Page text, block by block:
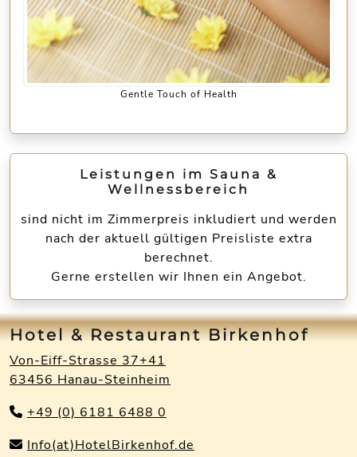
Gentle Touch of Health
Leistungen im Sauna &
Wellnessbereich
sind nicht im Zimmerpreis inkludiert und werden
nach der aktuell gültigen Preisliste extra
berechnet.
Gerne erstellen wir Ihnen ein Angebot.
Hotel & Restaurant Birkenhof
Von-Eiff-Strasse 37+41
63456 Hanau-Steinheim
+49 (0) 6181 6488 0
Info(at)HotelBirkenhof.de